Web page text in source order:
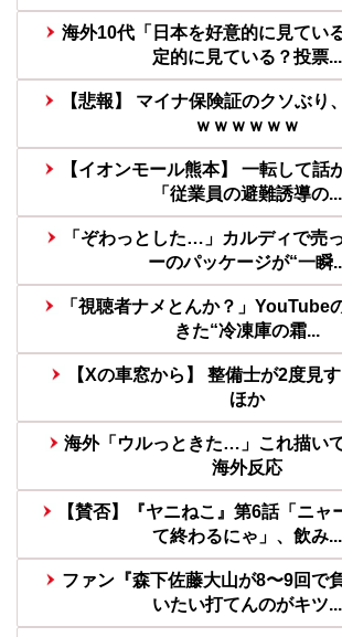
海外10代「日本を好意的に見てい
定的に見ている？投票...
【悲報】 マイナ保険証のクソぶり
ｗｗｗｗｗｗ
【イオンモール熊本】 一転して話
「従業員の避難誘導の...
「ぞわっとした…」カルディで売
ーのパッケージが“一瞬
「視聴者ナメとんか？」YouTube
きた“冷凍庫の霜...
【Xの車窓から】 整備士が2度見
ほか
海外「ウルっときた…」これ描い
海外反応
【賛否】『ヤニねこ』第6話「ニャ
て終わるにゃ」、飲み...
ファン『森下佐藤大山が8〜9回で
いたい打てんのがキツ...